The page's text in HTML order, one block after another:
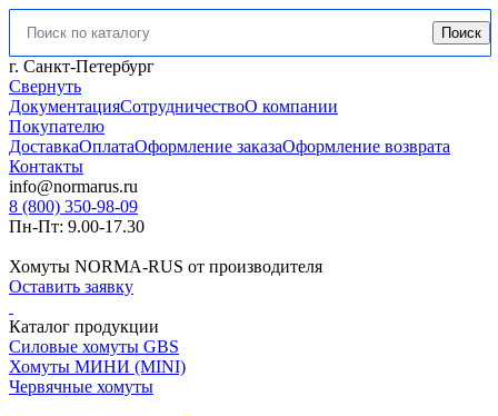
Искать: Поиск
г. Санкт-Петербург
Свернуть
ДокументацияСотрудничествоО компании
Покупателю
ДоставкаОплатаОформление заказаОформление возврата
Контакты
info@normarus.ru
8 (800) 350-98-09
Пн-Пт: 9.00-17.30
Хомуты NORMA-RUS от производителя
Оставить заявку
Каталог продукции
Силовые хомуты GBS
Хомуты МИНИ (MINI)
Червячные хомуты